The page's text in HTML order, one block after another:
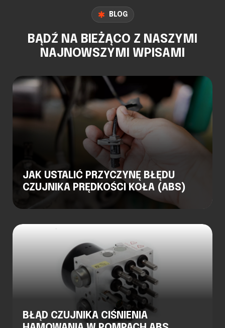
BLOG
BĄDŹ NA BIEŻĄCO Z NASZYMI
NAJNOWSZYMI WPISAMI
JAK USTALIĆ PRZYCZYNĘ BŁĘDU
CZUJNIKA PRĘDKOŚCI KOŁA (ABS)
BŁĄD CZUJNIKA CIŚNIENIA